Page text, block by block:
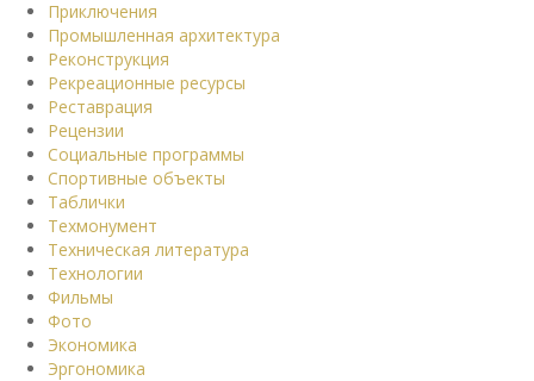
Приключения
Промышленная архитектура
Реконструкция
Рекреационные ресурсы
Реставрация
Рецензии
Социальные программы
Спортивные объекты
Таблички
Техмонумент
Техническая литература
Технологии
Фильмы
Фото
Экономика
Эргономика